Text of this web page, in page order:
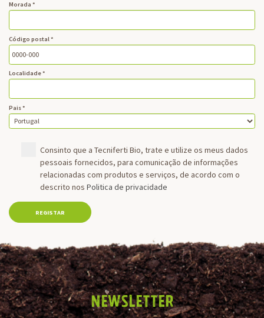
Morada *
Código postal *
Localidade *
Pais *
Consinto que a Tecniferti Bio, trate e utilize os meus dados
pessoais fornecidos, para comunicação de informações
relacionadas com produtos e serviços, de acordo com o
descrito nos Politica de privacidade
REGISTAR
NEWSLETTER